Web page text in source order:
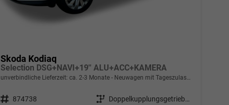
Skoda Kodiaq
Selection DSG+NAVI+19'' ALU+ACC+KAMERA
unverbindliche Lieferzeit: ca. 2-3 Monate Neuwagen mit Tageszulassung
Fahrzeugnr. 874738 Getriebe
Doppelkupplungsgetriebe (DSG)